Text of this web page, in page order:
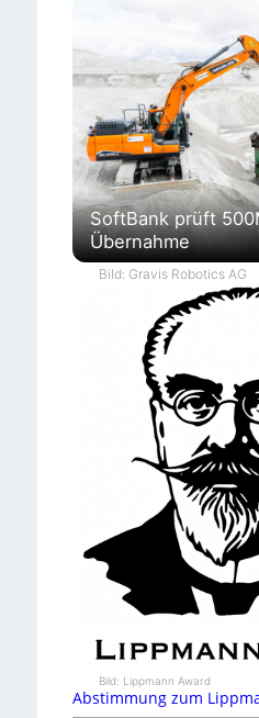
SoftBank prüft
Übernahme
Bild: Gravis Robotics AG
Bild: Lippmann Award
Abstimmung zum